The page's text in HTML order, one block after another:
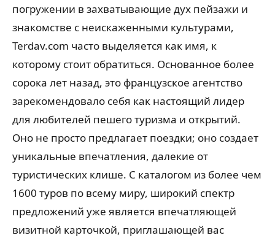
погружении в захватывающие дух пейзажи и
знакомстве с неискаженными культурами,
Terdav.com часто выделяется как имя, к
которому стоит обратиться. Основанное более
сорока лет назад, это французское агентство
зарекомендовало себя как настоящий лидер
для любителей пешего туризма и открытий.
Оно не просто предлагает поездки; оно создает
уникальные впечатления, далекие от
туристических клише. С каталогом из более чем
1600 туров по всему миру, широкий спектр
предложений уже является впечатляющей
визитной карточкой, приглашающей вас